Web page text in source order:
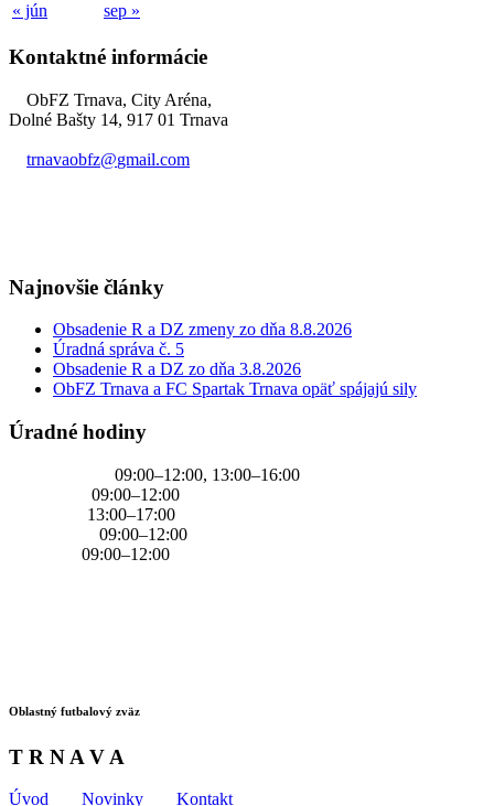
« jún sep »
Kontaktné informácie
ObFZ Trnava, City Aréna,
Dolné Bašty 14, 917 01 Trnava
trnavaobfz@gmail.com
Najnovšie články
Obsadenie R a DZ zmeny zo dňa 8.8.2026
Úradná správa č. 5
Obsadenie R a DZ zo dňa 3.8.2026
ObFZ Trnava a FC Spartak Trnava opäť spájajú sily
Úradné hodiny
09:00–12:00, 13:00–16:00
09:00–12:00
13:00–17:00
09:00–12:00
09:00–12:00
Oblastný futbalový zväz
T R N A V A
Úvod Novinky Kontakt